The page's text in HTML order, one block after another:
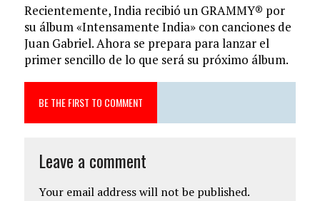
Recientemente, India recibió un GRAMMY® por
su álbum «Intensamente India» con canciones de
Juan Gabriel. Ahora se prepara para lanzar el
primer sencillo de lo que será su próximo álbum.
BE THE FIRST TO COMMENT
Leave a comment
Your email address will not be published.